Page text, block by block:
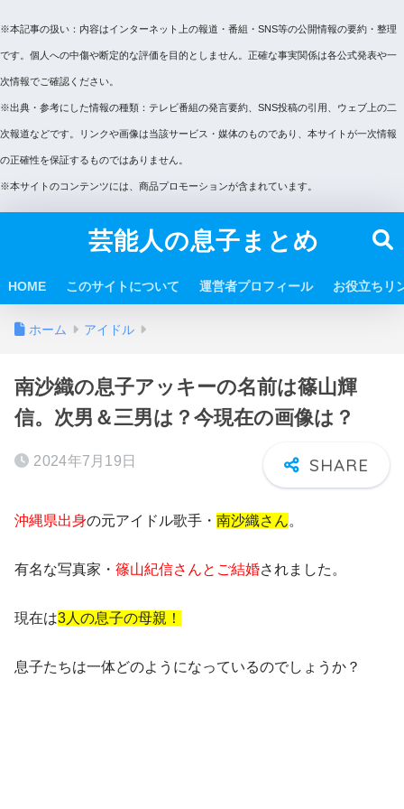
※本記事の扱い：内容はインターネット上の報道・番組・SNS等の公開情報の要約・整理
です。個人への中傷や断定的な評価を目的としません。正確な事実関係は各公式発表や一
次情報でご確認ください。
※出典・参考にした情報の種類：テレビ番組の発言要約、SNS投稿の引用、ウェブ上の二
次報道などです。リンクや画像は当該サービス・媒体のものであり、本サイトが一次情報
の正確性を保証するものではありません。
※本サイトのコンテンツには、商品プロモーションが含まれています。
芸能人の息子まとめ
HOME このサイトについて 運営者プロフィール お役立ちリ
ホーム アイドル
南沙織の息子アッキーの名前は篠山輝
信。次男＆三男は？今現在の画像は？
2024年7月19日
沖縄県出身の元アイドル歌手・ 南沙織さん。
有名な写真家・ 篠山紀信さんとご結婚されました。
現在は3人の息子の母親！
息子たちは一体どのようになっているのでしょうか？